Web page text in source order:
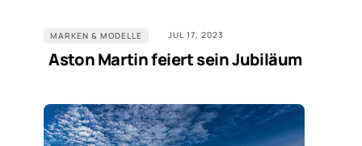
MARKEN & MODELLE JUL 17, 2023
Aston Martin feiert sein Jubiläum